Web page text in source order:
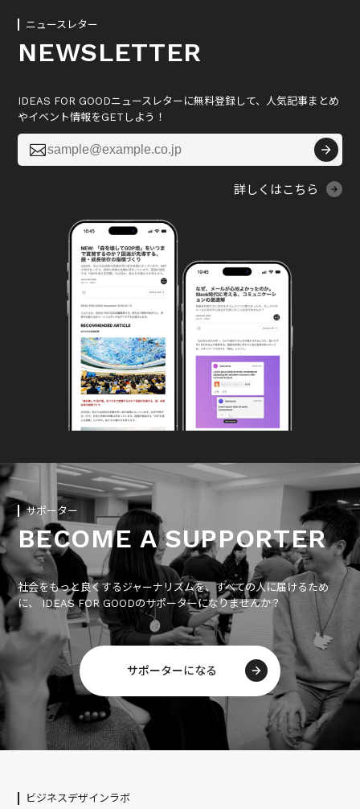
ニュースレター
NEWSLETTER
IDEAS FOR GOODニュースレターに無料登録して、人気記事まとめ
やイベント情報をGETしよう！

詳しくはこちら
サポーター
BECOME A SUPPORTER
社会をもっと良くするジャーナリズムを、すべての人に届けるため
に、 IDEAS FOR GOODのサポーターになりませんか？
サポーターになる
ビジネスデザインラボ